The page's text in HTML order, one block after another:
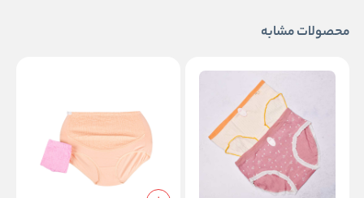
محصولات مشابه